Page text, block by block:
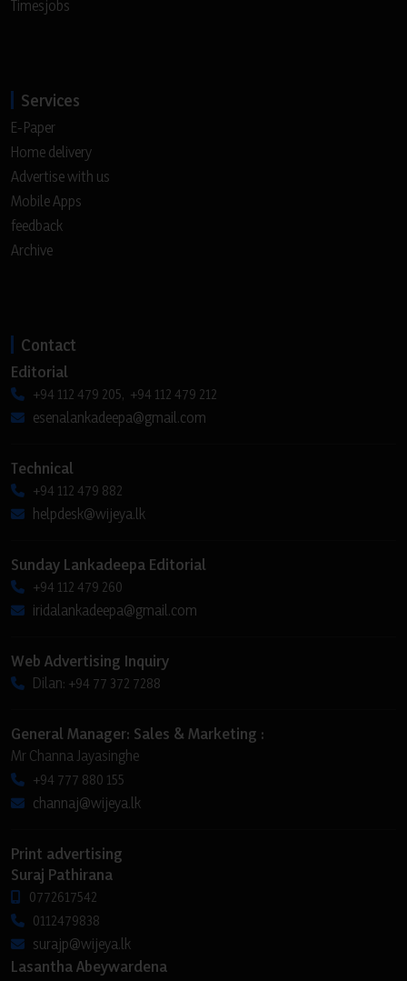
Timesjobs
Services
E-Paper
Home delivery
Advertise with us
Mobile Apps
feedback
Archive
Contact
Editorial
+94 112 479 205, +94 112 479 212
esenalankadeepa@gmail.com
Technical
+94 112 479 882
helpdesk@wijeya.lk
Sunday Lankadeepa Editorial
+94 112 479 260
iridalankadeepa@gmail.com
Web Advertising Inquiry
Dilan: +94 77 372 7288
General Manager: Sales & Marketing :
Mr Channa Jayasinghe
+94 777 880 155
channaj@wijeya.lk
Print advertising
Suraj Pathirana
0772617542
0112479838
surajp@wijeya.lk
Lasantha Abeywardena